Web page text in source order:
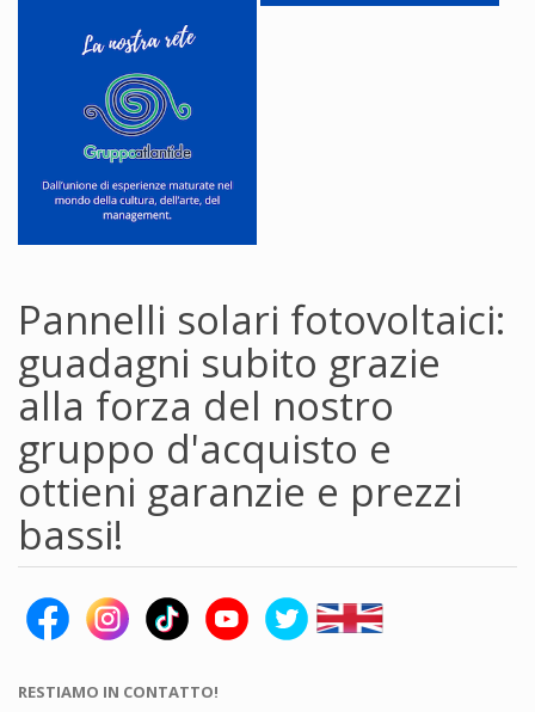
Pannelli solari fotovoltaici:
guadagni subito grazie
alla forza del nostro
gruppo d'acquisto e
ottieni garanzie e prezzi
bassi!
RESTIAMO IN CONTATTO!